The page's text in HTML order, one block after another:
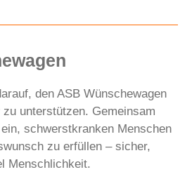
den ASB Wünschewagen
unterstützen. Gemeinsam
schwerstkranken Menschen
zu erfüllen – sicher,
Menschlichkeit.